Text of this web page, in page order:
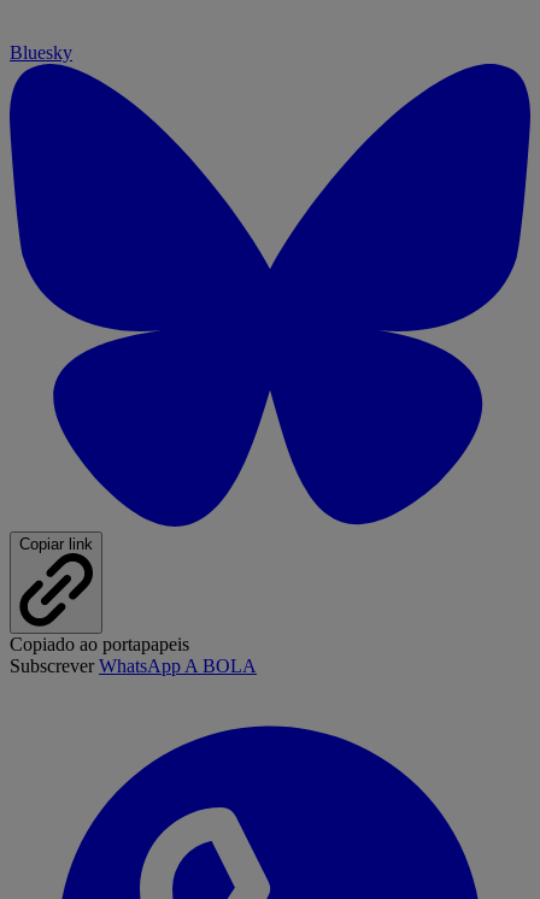
Bluesky
Copiar link
Copiado ao portapapeis
SubscreverWhatsApp A BOLA